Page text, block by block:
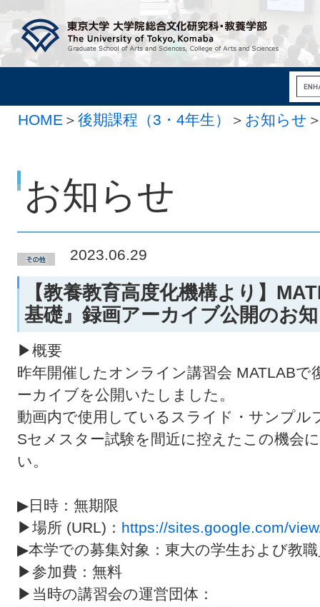
HOME ＞ 後期課程（3・4年生） ＞ お知らせ
お知らせ
2023.06.29
【教養教育高度化機構より】
基礎』録画アーカイブ公開のお
▶概要
昨年開催したオンライン講習会 MATLABで
ーカイブを公開いたしました。
動画内で使用しているスライド・サンプ
Sセメスター試験を間近に控えたこの機会
い。
▶日時：無期限
▶場所 (URL)： https://sites.google.com/
▶本学での募集対象：東大の学生および教
▶参加費：無料
▶当時の講習会の運営団体：